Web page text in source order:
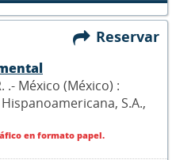
Reservar
.- México (México) :
S.A.,
en formato papel.